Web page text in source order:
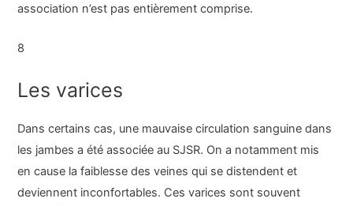
association n’est pas entièrement comprise.
8
Les varices
Dans certains cas, une mauvaise circulation sanguine dans
les jambes a été associée au SJSR. On a notamment mis
en cause la faiblesse des veines qui se distendent et
deviennent inconfortables. Ces varices sont souvent